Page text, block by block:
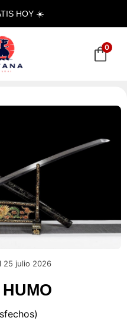
HOY ☀️
0
25 julio 2026